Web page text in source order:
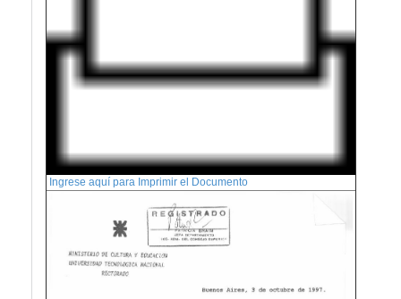
Ingrese aquí para Imprimir el Documento